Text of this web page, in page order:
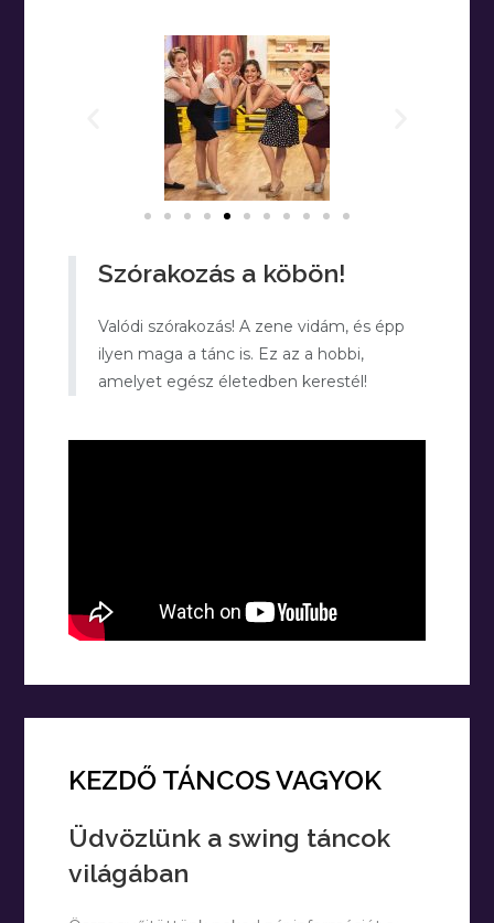
Szórakozás a köbön!
Valódi szórakozás! A zene vidám, és épp
ilyen maga a tánc is. Ez az a hobbi,
amelyet egész életedben kerestél!
KEZDŐ TÁNCOS VAGYOK
Üdvözlünk a swing táncok
világában